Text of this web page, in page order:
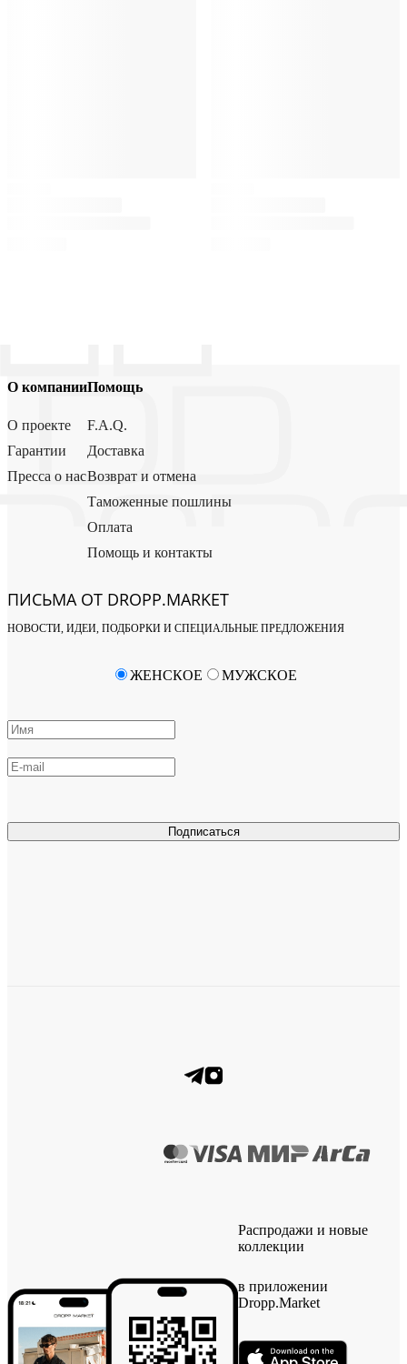
О компании
О проекте
Гарантии
Пресса о нас
Помощь
F.A.Q.
Доставка
Возврат и отмена
Таможенные пошлины
Оплата
Помощь и контакты
ПИСЬМА ОТ DROPP.MARKET
НОВОСТИ, ИДЕИ, ПОДБОРКИ И СПЕЦИАЛЬНЫЕ ПРЕДЛОЖЕНИЯ
Подписаться
ЖЕНСКОЕ МУЖСКОЕ
Распродажи и новые
коллекции
в приложении
Dropp.Market